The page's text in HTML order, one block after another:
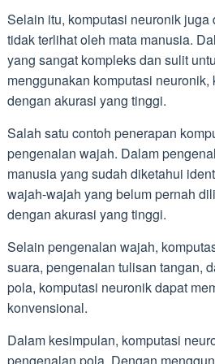
Selain itu, komputasi neuronik
tidak terlihat oleh mata manusia.
yang sangat kompleks dan sulit
menggunakan komputasi
dengan akurasi yang tinggi.
Salah satu contoh penerapan
pengenalan wajah. Dalam
manusia yang sudah diketahui
wajah-wajah yang belum pernah
dengan akurasi yang tinggi.
Selain pengenalan wajah,
suara, pengenalan tulisan tangan,
pola, komputasi neuronik dapat
konvensional.
Dalam kesimpulan, komputasi